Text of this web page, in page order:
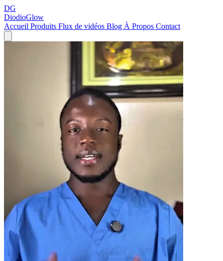
DG
DiodioGlow
Accueil Produits Flux de vidéos Blog À Propos Contact